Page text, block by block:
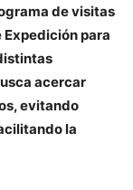
de visitas
para
acercar
evitando
la